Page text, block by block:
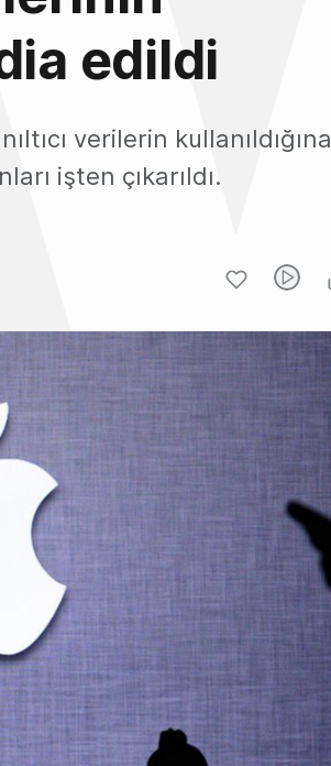
edildi
verilerin kullanıldığına
işten çıkarıldı.